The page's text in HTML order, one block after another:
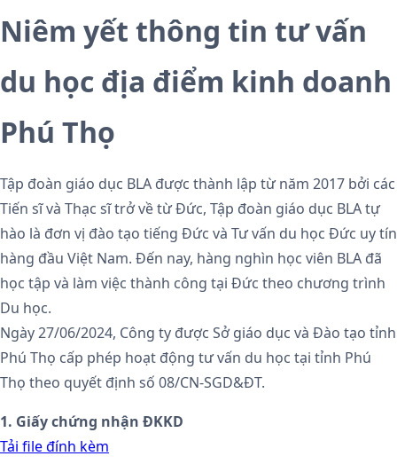
Niêm yết thông tin tư vấn
du học địa điểm kinh doanh
Phú Thọ
Tập đoàn giáo dục BLA được thành lập từ năm 2017 bởi các
Tiến sĩ và Thạc sĩ trở về từ Đức, Tập đoàn giáo dục BLA tự
hào là đơn vị đào tạo tiếng Đức và Tư vấn du học Đức uy tín
hàng đầu Việt Nam. Đến nay, hàng nghìn học viên BLA đã
học tập và làm việc thành công tại Đức theo chương trình
Du học.
Ngày 27/06/2024, Công ty được Sở giáo dục và Đào tạo tỉnh
Phú Thọ cấp phép hoạt động tư vấn du học tại tỉnh Phú
Thọ theo quyết định số 08/CN-SGD&ĐT.
1. Giấy chứng nhận ĐKKD
Tải file đính kèm